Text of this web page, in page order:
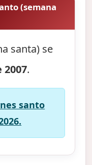
(semana
santa) se
2007.
santo